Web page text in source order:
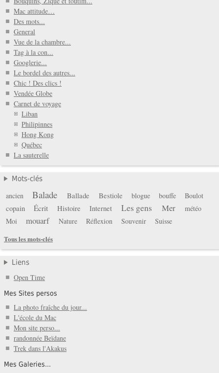
Mac attitude…
Des mots...
General
Vue de la chambre...
Tag à la con...
Googlerie...
Le bordel des autres...
Chic ! Des clics !
Vendée Globe
Carnet de voyage
Liban
Philipinnes
Hong Kong
Québec
La sauterelle
Mots-clés
ancien Balade Ballade Bestiole blogue bouffe Boulot
copain Écrit Histoire Internet Les gens Mer
météo
Moi
mouarf Nature Réflexion Souvenir
Suisse
Tous les mots-clés
Liens
Open Time
Mes Sites persos
La photo fraîche du jour...
L'école du Mac
Mon site perso...
randonnée Beïdane
Trek dans l'Akakus
Mes Galeries...